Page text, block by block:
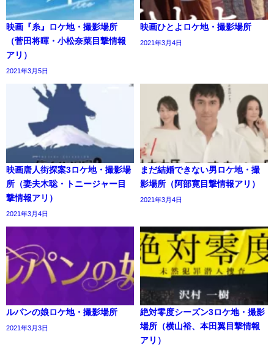
映画『糸』ロケ地・撮影場所
（菅田将暉・小松奈菜目撃情報
アリ）
2021年3月5日
映画ひとよロケ地・撮影場所
2021年3月4日
映画唐人街探案3ロケ地・撮影場
所（妻夫木聡・トニージャー目
撃情報アリ）
2021年3月4日
まだ結婚できない男ロケ地・撮
影場所（阿部寛目撃情報アリ）
2021年3月4日
ルパンの娘ロケ地・撮影場所
2021年3月3日
絶対零度シーズン3ロケ地・撮影
場所（横山裕、本田翼目撃情報
アリ）